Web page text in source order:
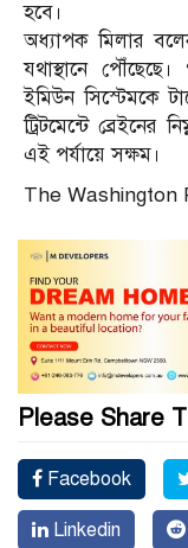
হবে।
অধ্যাপক মিলার বলেন
যথাস্থানে
ইমিউন সিস্টেমকে
ট্রিটমেন্টে ব্রেইনের
এই পর্যায়ে সক্ষম।
The Washington
Please Share
Facebook
Linkedin